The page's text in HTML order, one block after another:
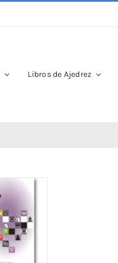
Libros de Ajedrez